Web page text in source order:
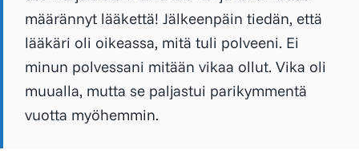
määrännyt lääkettä! Jälkeenpäin tiedän, että
lääkäri oli oikeassa, mitä tuli polveeni. Ei
minun polvessani mitään vikaa ollut. Vika oli
muualla, mutta se paljastui parikymmentä
vuotta myöhemmin.